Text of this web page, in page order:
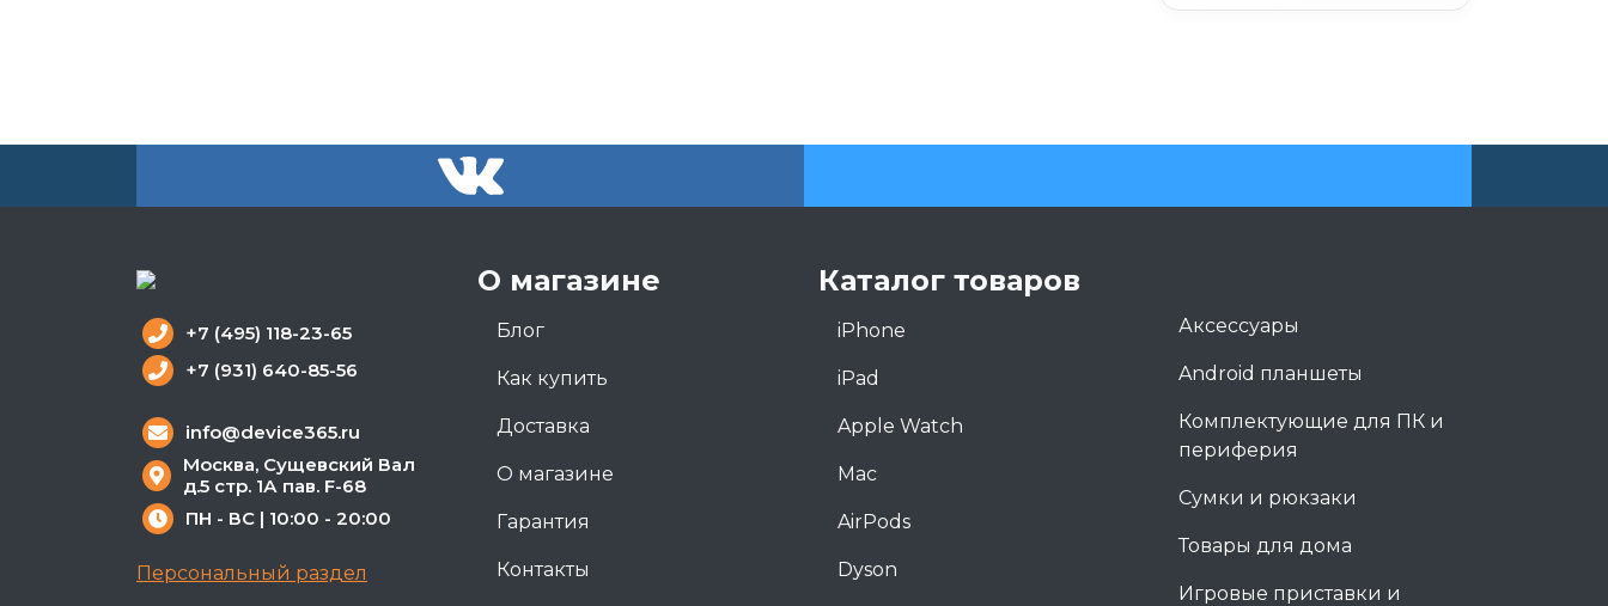
О магазине
Блог
Как купить
Доставка
О магазине
Гарантия
Контакты
Каталог товаров
iPhone
iPad
Apple Watch
Mac
AirPods
Dyson
Аксессуары
Android планшеты
Комплектующие для ПК и
периферия
Сумки и рюкзаки
Товары для дома
Игровые приставки и
+7 (495) 118-23-65
+7 (931) 640-85-56
info@device365.ru
Москва, Сущевский Вал
д.5 стр. 1А пав. F-68
ПН - ВС | 10:00 - 20:00
Персональный раздел